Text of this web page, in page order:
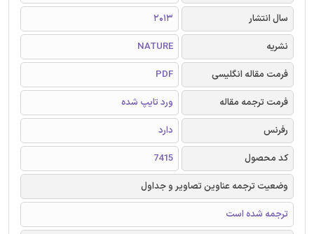
سال انتشار
2013
نشریه
NATURE
فرمت مقاله انگلیسی
PDF
فرمت ترجمه مقاله
ورد تایپ شده
رفرنس
دارد
کد محصول
7415
وضعیت ترجمه عناوین تصاویر و جداول
ترجمه شده است